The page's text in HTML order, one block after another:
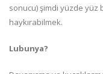
sonucu) şimdi yüzde
haykırabilmek.
Lubunya?